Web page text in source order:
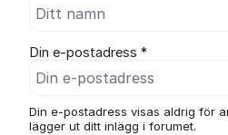
Din e-postadress *
Din e-postadress visas aldrig för
lägger ut ditt inlägg i forumet.